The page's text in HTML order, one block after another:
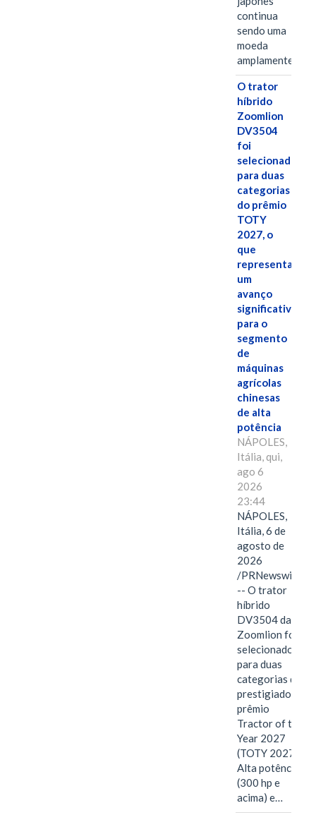
continua
sendo uma
moeda
amplamente…
O trator
híbrido
Zoomlion
DV3504
foi
selecionado
para duas
categorias
do prêmio
TOTY
2027, o
que
representa
um
avanço
significativo
para o
segmento
de
máquinas
agrícolas
chinesas
de alta
potência
NÁPOLES,
Itália, qui,
ago 6
2026
23:44
NÁPOLES,
Itália, 6 de
agosto de
2026
/PRNewswire/
-- O trator
híbrido
DV3504 da
Zoomlion foi
selecionado
para duas
categorias do
prestigiado
prêmio
Tractor of the
Year 2027
(TOTY 2027:
Alta potência
(300 hp e
acima) e…